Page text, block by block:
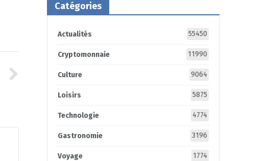
Catégories
Actualités 55450
Cryptomonnaie 11990
Culture 9064
Loisirs 5875
Technologie 4774
Gastronomie 3196
Voyage 1774